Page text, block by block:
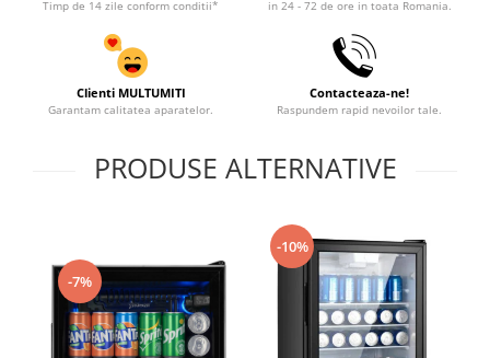
Timp de 14 zile conform conditii* in 24 - 72 de ore in toata Romania.
Clienti MULTUMITI
Garantam calitatea aparatelor.
Contacteaza-ne!
Raspundem rapid nevoilor tale.
PRODUSE ALTERNATIVE
-7%
-10%